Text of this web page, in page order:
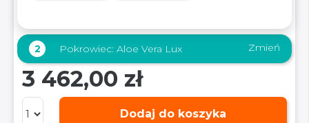
2 Pokrowiec: Aloe Vera Lux Zmień
3 462,00 zł
Dodaj do koszyka